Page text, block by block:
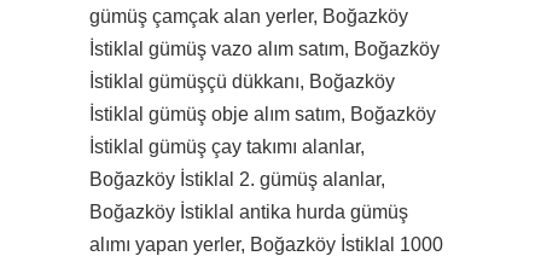
gümüş çamçak alan yerler, Boğazköy
İstiklal gümüş vazo alım satım, Boğazköy
İstiklal gümüşçü dükkanı, Boğazköy
İstiklal gümüş obje alım satım, Boğazköy
İstiklal gümüş çay takımı alanlar,
Boğazköy İstiklal 2. gümüş alanlar,
Boğazköy İstiklal antika hurda gümüş
alımı yapan yerler, Boğazköy İstiklal 1000